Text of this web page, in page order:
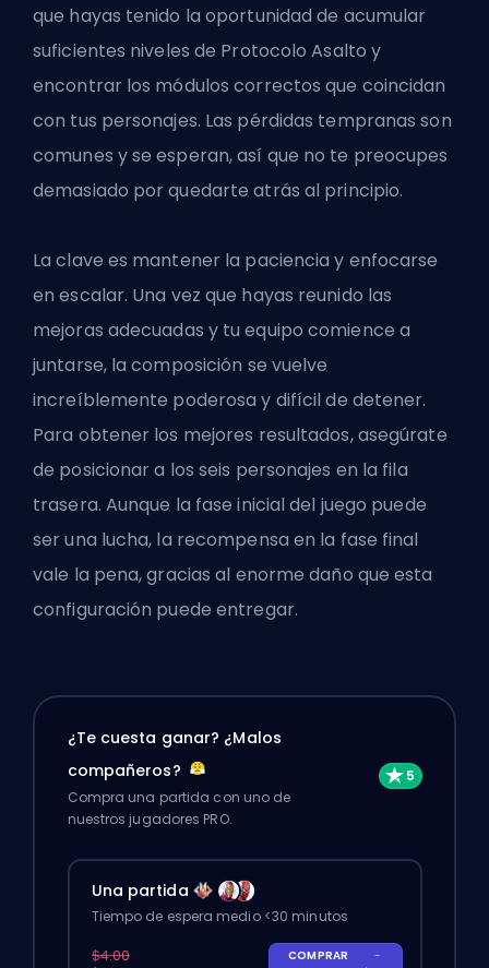
que hayas tenido la oportunidad de acumular
suficientes niveles de Protocolo Asalto y
encontrar los módulos correctos que coincidan
con tus personajes. Las pérdidas tempranas son
comunes y se esperan, así que no te preocupes
demasiado por quedarte atrás al principio.
La clave es mantener la paciencia y enfocarse
en escalar. Una vez que hayas reunido las
mejoras adecuadas y tu equipo comience a
juntarse, la composición se vuelve
increíblemente poderosa y difícil de detener.
Para obtener los mejores resultados, asegúrate
de posicionar a los seis personajes en la fila
trasera. Aunque la fase inicial del juego puede
ser una lucha, la recompensa en la fase final
vale la pena, gracias al enorme daño que esta
configuración puede entregar.
¿Te cuesta ganar? ¿Malos
compañeros?
Compra una partida con uno de
nuestros jugadores PRO.
Una partida
Tiempo de espera medio <30 minutos
$4.00
COMPRAR
-